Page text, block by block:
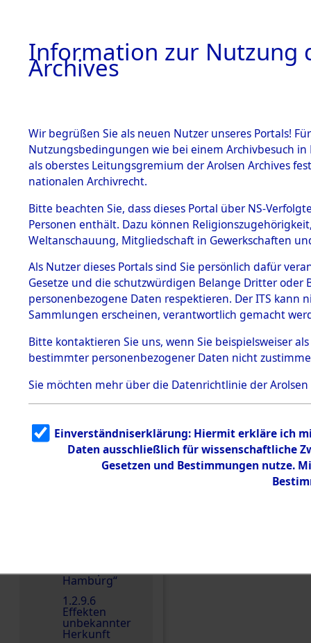
BESTÄNDE
1.
Inhaftierungsdoku
mente
1.2.9 Beim ITS
Effekten
1.2.9.1
Effekten aus
dem KZ
Dachau
1.2.9.2
Effekten aus
dem KZ
Bayerisches
1.2.9.3
Effekten aus
dem KZ
Neuengamm
Hamburg“
1.2.9.6
Effekten
unbekannter
Herkunft
0007
Information zur Nutzung
Archives
Wir begrüßen Sie als neuen Nutzer unseres Portals!
Nutzungsbedingungen wie bei einem Archivbesuch
als oberstes Leitungsgremium der Arolsen Archives
nationalen Archivrecht.
Bitte beachten Sie, dass dieses Portal über NS-
Personen enthält. Dazu können
Weltanschauung, Mitgliedschaft in Gewerkschaften
Als Nutzer dieses Portals sind Sie persönlich dafür
Gesetze und die schutzwürdigen Belange Dritter
personenbezogene Daten respektieren. Der ITS
Sammlungen erscheinen, verantwortlich gemacht
Bitte kontaktieren Sie uns, wenn Sie beispielsweiser
bestimmter personenbezogener Daten nicht
Sie möchten mehr über die Datenrichtlinie der Arolsen
Einverständniserklärung: Hiermit erkläre ich
Daten ausschließlich für wissenschaftliche
Gesetzen und Bestimmungen nutze.